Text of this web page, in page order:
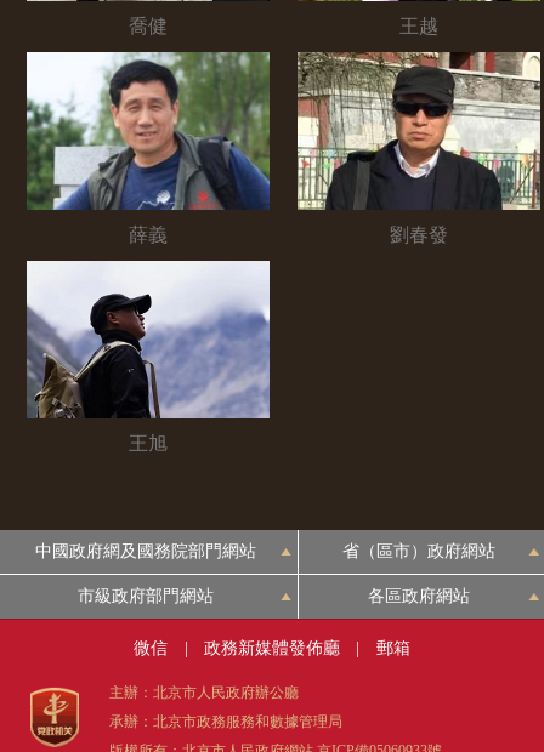
喬健 王越
薛義 劉春發
王旭
中國政府網及國務院部門網站 省（區市）政府網站
市級政府部門網站 各區政府網站
微信 政務新媒體發佈廳 郵箱
主辦：北京市人民政府辦公廳
承辦：北京市政務服務和數據管理局